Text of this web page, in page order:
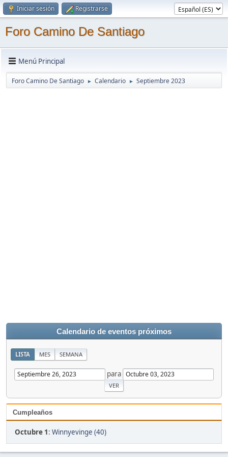
Iniciar sesión Registrarse
Foro Camino De Santiago
Menú Principal
Foro Camino De Santiago ► Calendario ► Septiembre 2023
Calendario de eventos próximos
LISTA MES SEMANA
para
Cumpleaños
Octubre 1: Winnyevinge (40)